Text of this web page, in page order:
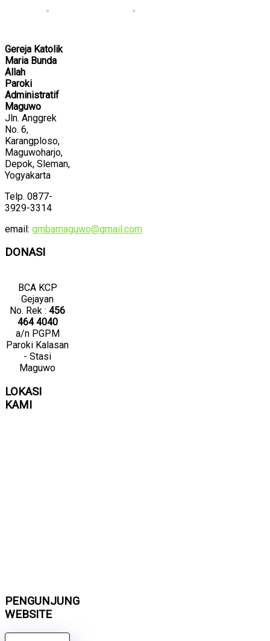
Gereja Katolik
Maria Bunda
Allah
Paroki
Administratif
Maguwo
Jln. Anggrek
No. 6,
Karangploso,
Maguwoharjo,
Depok, Sleman,
Yogyakarta
Telp. 0877-
3929-3314
email: gmbamaguwo@gmail.com
DONASI
BCA KCP
Gejayan
No. Rek : 456
464 4040
a/n PGPM
Paroki Kalasan
- Stasi
Maguwo
LOKASI
KAMI
PENGUNJUNG
WEBSITE